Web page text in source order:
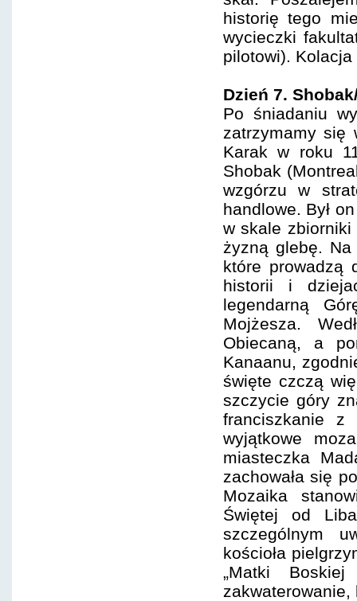
historię tego
wycieczki
pilotowi).
Dzień 7.
Po śniadaniu
zatrzymamy się
Karak w roku
Shobak
wzgórzu w
handlowe. Był
w skale zbiorniki
żyzną glebę.
które prowadzą
historii i
legendarną
Mojżesza.
Obiecaną, a
Kanaanu,
święte czczą
szczycie góry
franciszkanie
wyjątkowe
miasteczka
zachowała się
Mozaika
Świętej od
szczególnym
kościoła
„Matki